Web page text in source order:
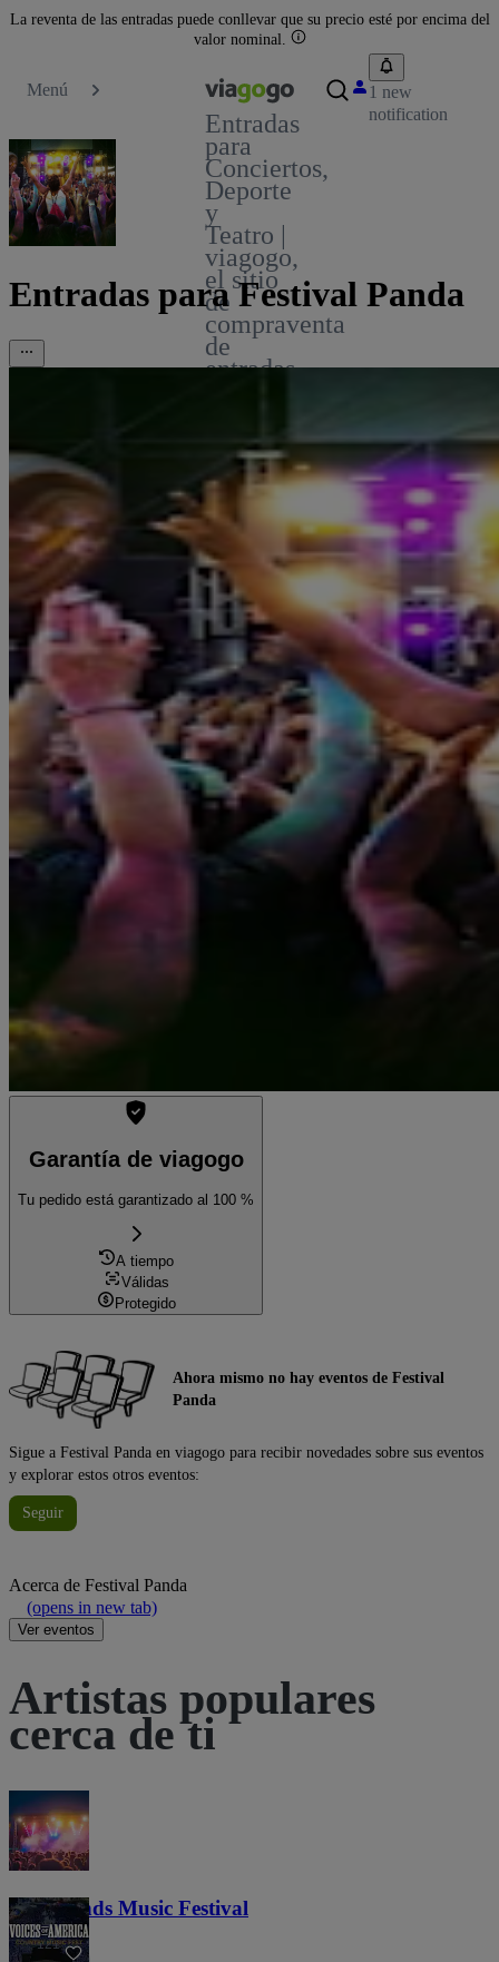
La reventa de las entradas puede conllevar que su precio esté por encima del
valor nominal.
Menú
Entradas
para
Conciertos,
Deporte
y
Teatro |
viagogo,
el sitio
de
compraventa
de
entradas
1 new
notification
Entradas para Festival Panda
Garantía de viagogo
Tu pedido está garantizado al 100 %
A tiempo
Válidas
Protegido
Ahora mismo no hay eventos de Festival
Panda
Sigue a Festival Panda en viagogo para recibir novedades sobre sus eventos
y explorar estos otros eventos:
Seguir
Acerca de Festival Panda
(opens in new tab)
Ver eventos
Artistas populares
cerca de ti
Lost Lands Music Festival
121